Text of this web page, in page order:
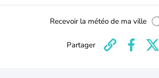
Recevoir la météo de ma ville
Partager